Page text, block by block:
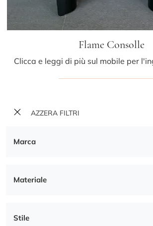
AZZERA FILTRI
Marca
Materiale
Stile
Flame Consolle